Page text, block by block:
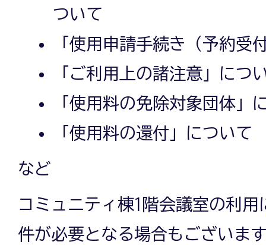
ついて
「使用申請手続き（予約受
「ご利用上の諸注意」につ
「使用料の免除対象団体」
「使用料の還付」について
など
コミュニティ棟1階会議室の利
件が必要となる場合もございま